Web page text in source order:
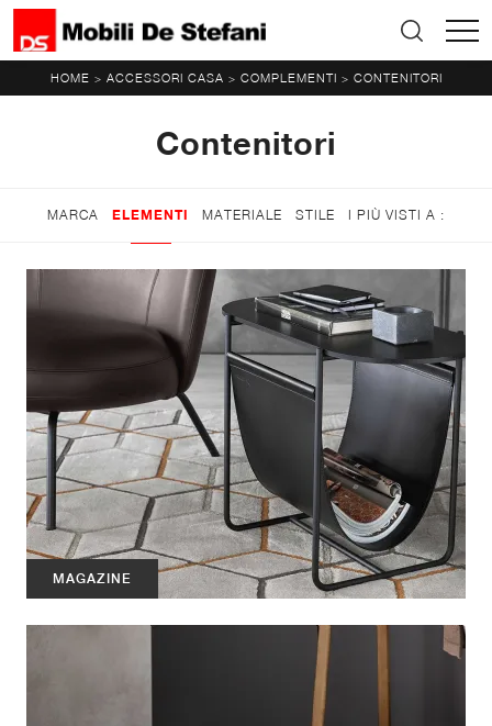
HOME > ACCESSORI CASA > COMPLEMENTI > CONTENITORI
Contenitori
MARCA ELEMENTI MATERIALE STILE I PIÙ VISTI A :
MAGAZINE